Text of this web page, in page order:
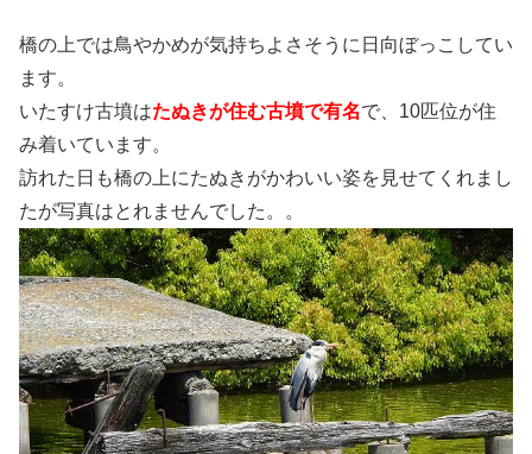
橋の上では鳥やかめが気持ちよさそうに日向ぼっこしてい
ます。
いたすけ古墳はたぬきが住む古墳で有名で、10匹位が住
み着いています。
訪れた日も橋の上にたぬきがかわいい姿を見せてくれまし
たが写真はとれませんでした。。